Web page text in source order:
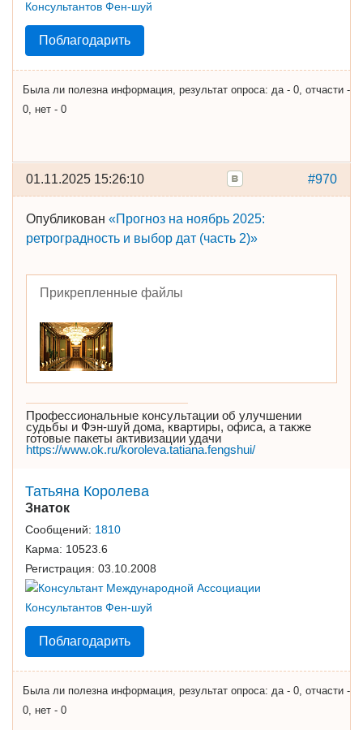
Поблагодарить
Была ли полезна информация, результат опроса: да - 0, отчасти -
0, нет - 0
#970
01.11.2025 15:26:10
Опубликован «Прогноз на ноябрь 2025:
ретроградность и выбор дат (часть 2)»
Прикрепленные файлы
Профессиональные консультации об улучшении
судьбы и Фэн-шуй дома, квартиры, офиса, а также
готовые пакеты активизации удачи
https://www.ok.ru/koroleva.tatiana.fengshui/
Татьяна Королева
Знаток
Сообщений: 1810
Карма: 10523.6
Регистрация: 03.10.2008
Поблагодарить
Была ли полезна информация, результат опроса: да - 0, отчасти -
0, нет - 0